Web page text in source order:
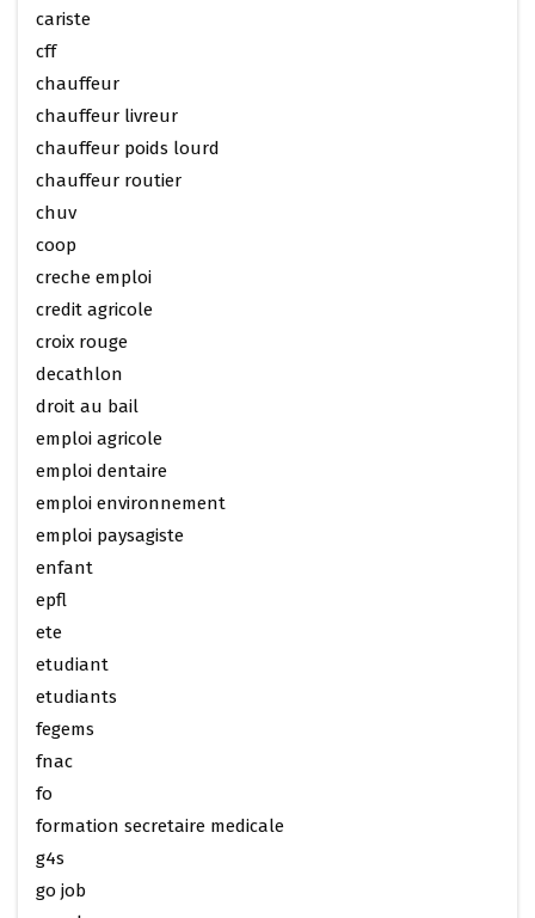
cariste
cff
chauffeur
chauffeur livreur
chauffeur poids lourd
chauffeur routier
chuv
coop
creche emploi
credit agricole
croix rouge
decathlon
droit au bail
emploi agricole
emploi dentaire
emploi environnement
emploi paysagiste
enfant
epfl
ete
etudiant
etudiants
fegems
fnac
fo
formation secretaire medicale
g4s
go job